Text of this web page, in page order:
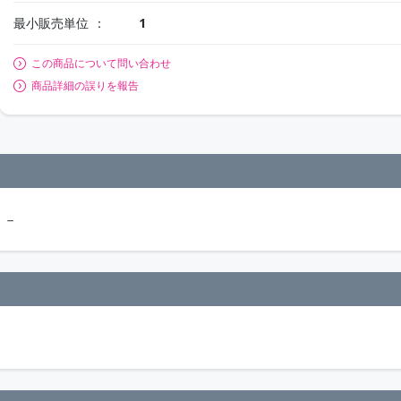
最小販売単位 1
この商品について問い合わせ
商品詳細の誤りを報告